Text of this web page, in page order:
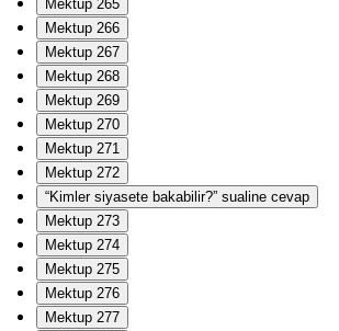
Mektup 265
Mektup 266
Mektup 267
Mektup 268
Mektup 269
Mektup 270
Mektup 271
Mektup 272
“Kimler siyasete bakabilir?” sualine cevap
Mektup 273
Mektup 274
Mektup 275
Mektup 276
Mektup 277